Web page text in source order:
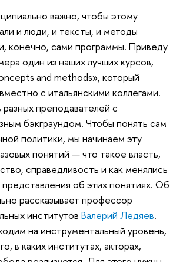
важно, чтобы этому
и люди, и тексты, и методы
конечно, сами программы. Приведу
один из наших лучших курсов,
and methods», который
с итальянскими коллегами.
разных преподавателей с
бэкграундом. Чтобы понять сам
политики, мы начинаем эту
понятий — что такое власть,
справедливость и как менялись
об этих понятиях. Об
рассказывает профессор
институтов Валерий Ледяев.
на инструментальный уровень,
в каких институтах, акторах,